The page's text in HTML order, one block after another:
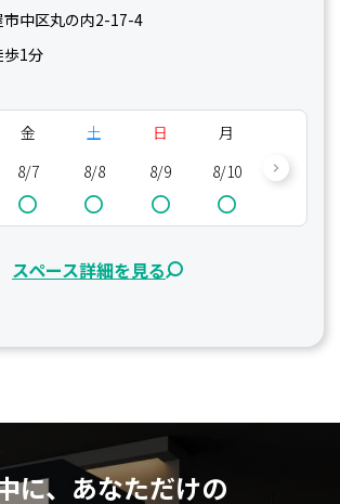
市中区丸の内2-17-4
歩1分
金
8/7
土
8/8
日
8/9
月
8/10
8/11
スペース詳細を見る
に、あなただけの